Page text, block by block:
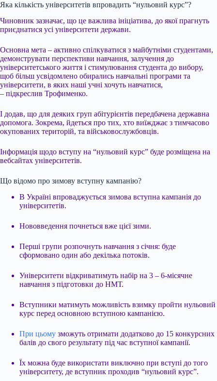
Яка кількість університетів впровадить “нульовий курс”?
Чиновник зазначає, що це важлива ініціатива, до якої прагнуть
приєднатися усі університети держави.
Основна мета – активно спілкуватися з майбутніми студентами,
демонструвати перспективи навчання, залучення до
університетського життя і стимулювання студента до вибору,
щоб більш усвідомлено обирались навчальні програми та
університети, в яких наші учні хочуть навчатися,
– підкреслив Трофименко.
І додав, що для деяких груп абітурієнтів передбачена державна
допомога. Зокрема, йдеться про тих, хто виїжджає з тимчасово
окупованих територій, та військовослужбовців.
Інформація щодо вступу на “нульовий курс” буде розміщена на
вебсайтах університетів.
Що відомо про зимову вступну кампанію?
В Україні впроваджується зимова вступна кампанія до
університетів.
Нововведення почнеться вже цієї зими.
Перші групи розпочнуть навчання з січня: буде
сформовано один або декілька потоків.
Університети відкриватимуть набір на 3 – 6-місячне
навчання з підготовки до НМТ.
Вступники матимуть можливість взимку пройти нульовий
курс перед основною вступною кампанією.
При цьому зможуть отримати додатково до 15 конкурсних
балів до свого результату під час вступної кампанії.
Їх можна буде використати виключно при вступі до того
університету, де вступник проходив “нульовий курс”.